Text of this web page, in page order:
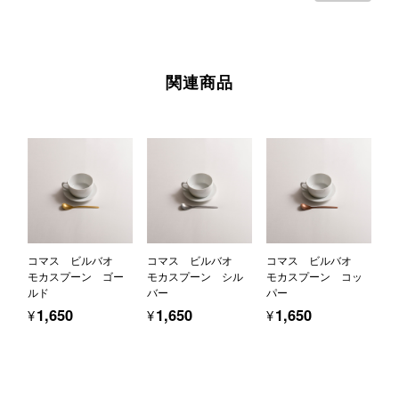
関連商品
コマス ビルバオ
モカスプーン ゴー
ルド
¥1,650
コマス ビルバオ
モカスプーン シル
バー
¥1,650
コマス ビルバオ
モカスプーン コッ
パー
¥1,650